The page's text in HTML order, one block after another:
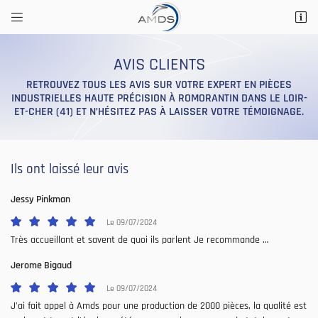
 
 Adresse email de réception
Recopier le code ci-contre
 Rafraîchir le captcha
AVIS CLIENTS
RETROUVEZ TOUS LES AVIS SUR VOTRE EXPERT EN PIÈCES
INDUSTRIELLES HAUTE PRÉCISION À ROMORANTIN DANS LE LOIR-
ET-CHER (41) ET N’HÉSITEZ PAS À LAISSER VOTRE TÉMOIGNAGE.
Ils ont laissé leur avis
Jessy Pinkman
Le 09/07/2024
Très accueillant et savent de quoi ils parlent Je recommande …
Jerome Bigaud
Le 09/07/2024
J'ai fait appel à Amds pour une production de 2000 pièces, la qualité est